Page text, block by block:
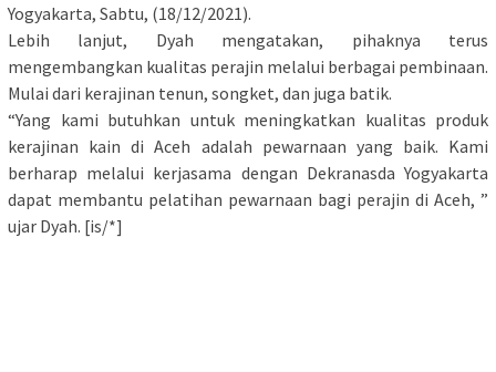
Yogyakarta, Sabtu, (18/12/2021).
Lebih lanjut, Dyah mengatakan, pihaknya terus
mengembangkan kualitas perajin melalui berbagai pembinaan.
Mulai dari kerajinan tenun, songket, dan juga batik.
“Yang kami butuhkan untuk meningkatkan kualitas produk
kerajinan kain di Aceh adalah pewarnaan yang baik. Kami
berharap melalui kerjasama dengan Dekranasda Yogyakarta
dapat membantu pelatihan pewarnaan bagi perajin di Aceh, ”
ujar Dyah. [is/*]